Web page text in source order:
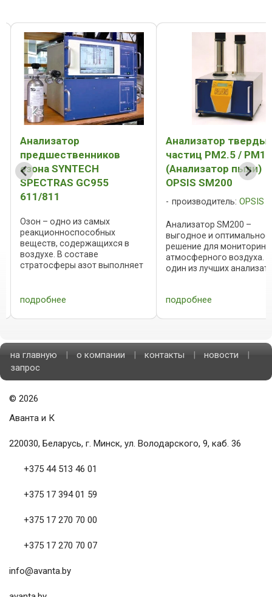
Анализатор
предшественников
озона SYNTECH
SPECTRAS GC955
611/811
Озон – одно из самых
реакционноспособных
веществ, содержащихся в
воздухе. В составе
стратосферы азот выполняет
жесткого УФ-излучения.
нижнем слое атмосферы, озон
подробнее
Анализатор
частиц PM2.5 / PM10
(Анализатор пыли)
OPSIS SM200
производитель: OPSIS
Анализатор SM200 –
выгодное и оптимальное
решение для
атмосферного воздуха.
один из лучших
SM200 в настоящее
подробнее
на главную о компании контакты новости
запрос
© 2026
Аванта и К
220030, Беларусь, г. Минск, ул. Володарского, 9, каб. 36
+375 44 513 46 01
+375 17 394 01 59
+375 17 270 70 00
+375 17 270 70 07
info@avanta.by